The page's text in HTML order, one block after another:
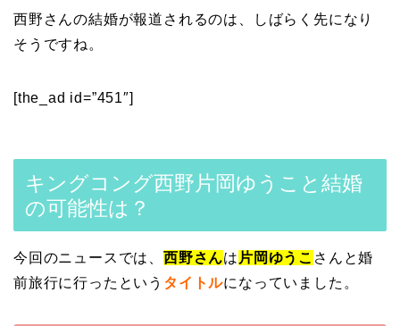
西野さんの結婚が報道されるのは、しばらく先になり
そうですね。
[the_ad id=”451″]
キングコング西野片岡ゆうこと結婚
の可能性は？
今回のニュースでは、 西野さんは 片岡ゆうこ さんと婚
前旅行に行ったという タイトルになっていました。